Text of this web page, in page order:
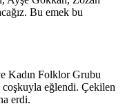
Bu emek bu
Kadın Folklor Grubu
coşkuyla eğlendi. Çekilen
erdi.